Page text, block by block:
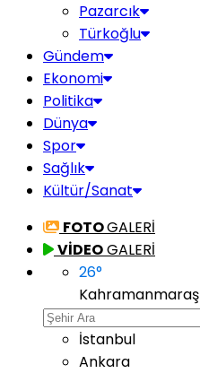
Pazarcık
Türkoğlu
Gündem
Ekonomi
Politika
Dünya
Spor
Sağlık
Kültür/Sanat
FOTOGALERİ
VİDEOGALERİ
26°
Kahramanmaraş
İstanbul
Ankara